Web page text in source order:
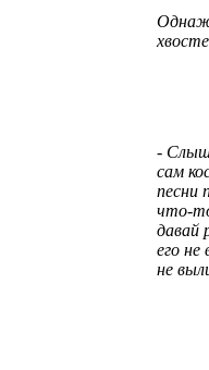
-
сам
песни
что-
давай
его не
не